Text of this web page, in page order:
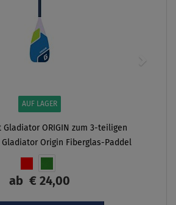
AUF LAGER
Gladiator ORIGIN zum 3-teiligen
Origin Fiberglas-Paddel
ab € 24,00